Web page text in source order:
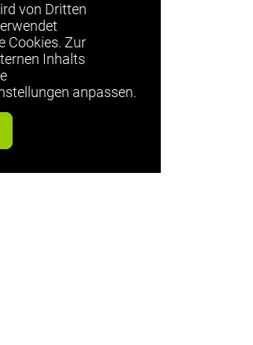
von Dritten
Cookies. Zur
Inhalts
anpassen.